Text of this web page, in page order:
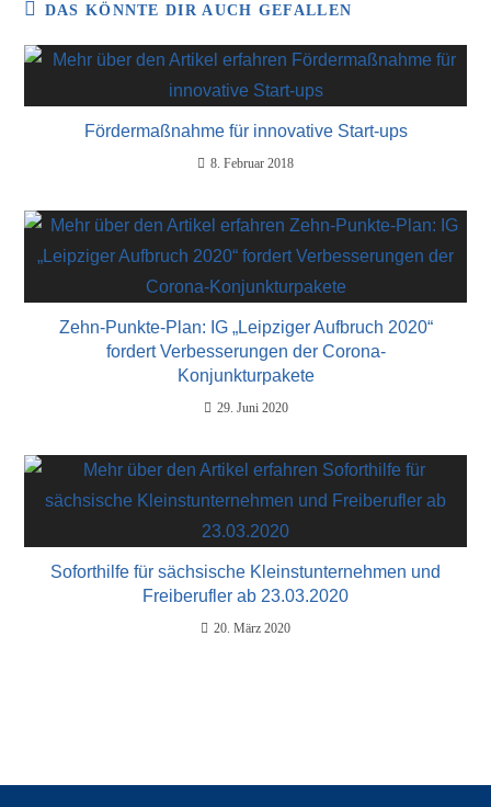
DAS KÖNNTE DIR AUCH GEFALLEN
Fördermaßnahme für innovative Start-ups
8. Februar 2018
Zehn-Punkte-Plan: IG „Leipziger Aufbruch 2020“
fordert Verbesserungen der Corona-
Konjunkturpakete
29. Juni 2020
Soforthilfe für sächsische Kleinstunternehmen und
Freiberufler ab 23.03.2020
20. März 2020